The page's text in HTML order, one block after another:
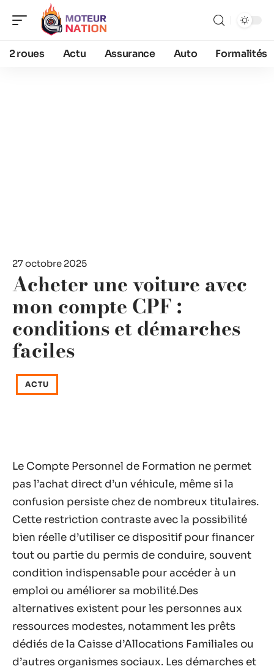
2 roues Actu Assurance Auto Formalités
27 octobre 2025
Acheter une voiture avec
mon compte CPF :
conditions et démarches
faciles
ACTU
Le Compte Personnel de Formation ne permet
pas l’achat direct d’un véhicule, même si la
confusion persiste chez de nombreux titulaires.
Cette restriction contraste avec la possibilité
bien réelle d’utiliser ce dispositif pour financer
tout ou partie du permis de conduire, souvent
condition indispensable pour accéder à un
emploi ou améliorer sa mobilité.Des
alternatives existent pour les personnes aux
ressources modestes, notamment les prêts
dédiés de la Caisse d’Allocations Familiales ou
d’autres organismes sociaux. Les démarches et